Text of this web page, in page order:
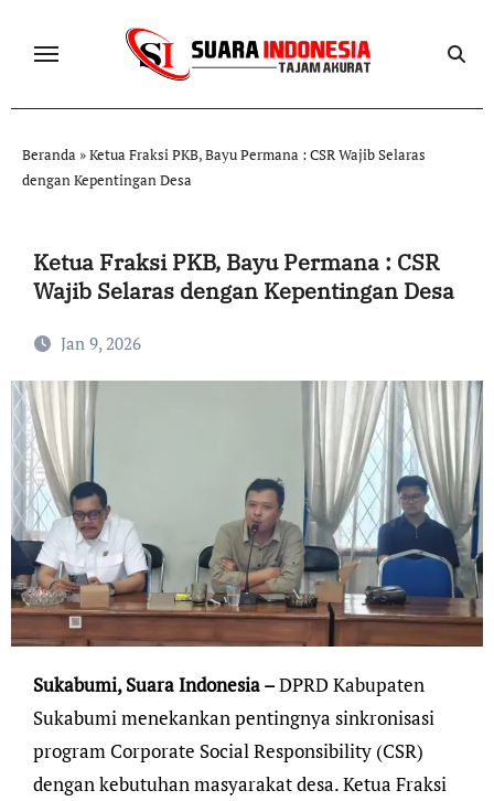
Beranda »Ketua Fraksi PKB, Bayu Permana : CSR Wajib Selaras
dengan Kepentingan Desa
Ketua Fraksi PKB, Bayu Permana : CSR
Wajib Selaras dengan Kepentingan Desa
Jan 9, 2026
Sukabumi, Suara Indonesia –DPRD Kabupaten
Sukabumi menekankan pentingnya sinkronisasi
program Corporate Social Responsibility (CSR)
dengan kebutuhan masyarakat desa. Ketua Fraksi